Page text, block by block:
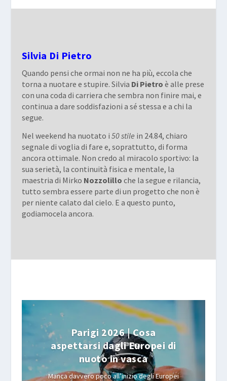
Silvia Di Pietro
Quando pensi che ormai non ne ha più, eccola che
torna a nuotare e stupire. Silvia Di Pietro è alle prese
con una coda di carriera che sembra non finire mai, e
continua a dare soddisfazioni a sé stessa e a chi la
segue.
Nel weekend ha nuotato i 50 stile in 24.84, chiaro
segnale di voglia di fare e, soprattutto, di forma
ancora ottimale. Non credo al miracolo sportivo: la
sua serietà, la continuità fisica e mentale, la
maestria di Mirko Nozzolillo che la segue e rilancia,
tutto sembra essere parte di un progetto che non è
per niente calato dal cielo. E a questo punto,
godiamocela ancora.
Parigi 2026 | Cosa
aspettarsi dagli Europei di
nuoto in vasca
Manca davvero poco all’inizio degli Europei